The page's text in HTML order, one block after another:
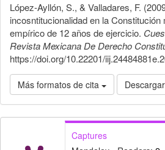
López-Ayllón, S., & Valladares, F.
incosntitucionalidad en la
empírico de 12 años de ejercicio.
Revista Mexicana De Derecho
https://doi.org/10.22201/
Más formatos de cita
Captures